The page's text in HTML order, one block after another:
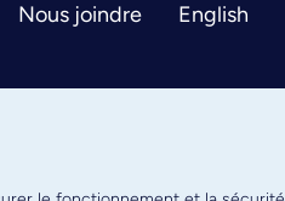
Nous joindre English